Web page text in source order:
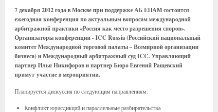
7 декабря 2012 года в Москве при поддержке АБ ЕПАМ состоится
ежегодная конференция по актуальным вопросам международной
арбитражной практики «Россия как место разрешения споров».
Организаторы конференции - ICC Russia (Российский национальный
комитет Международной торговой палаты – Всемирной организации
бизнеса) и Международный арбитражный суд ICC. Управляющий
партнер Илья Никифоров и партнер Бюро Евгений Ращевский
примут участие в мероприятии.
Планируется дискуссия по следующим направлениям:
Конфликт юрисдикций и параллельные разбирательства